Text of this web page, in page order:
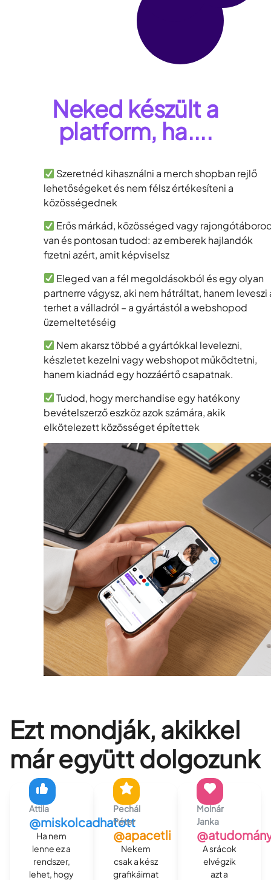
Neked készült a
platform, ha....
Szeretnéd kihasználni a merch shopban rejlő
lehetőségeket és nem félsz értékesíteni a
közösségednek
Erős márkád, közösséged vagy
van és pontosan tudod: az emberek hajlandók
fizetni azért, amit képviselsz
Eleged van a fél megoldásokból és egy olyan
partnerre vágysz, aki nem hátráltat, hanem leveszi
terhet a válladról – a gyártástól a webshopod
üzemeltetéséig
Nem akarsz többé a gyártókkal levelezni,
készletet kezelni vagy webshopot működtetni,
hanem kiadnád egy hozzáértő csapatnak.
Tudod, hogy merchandise egy hatékony
bevételszerző eszköz azok számára, akik
elkötelezett közösséget építettek
Ezt mondják, akikkel
már együtt dolgozunk
Attila
@miskolcadhatott
Ha nem
lenne ez a
rendszer,
lehet, hogy
Pechál
Péter
@apacetli
Nekem
csak a kész
grafikáimat
Molnár
Janka
A srácok
elvégzik
azt a